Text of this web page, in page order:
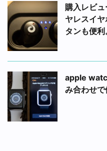
購入レビ
ヤレスイ
タンも便利
apple
み合わせで